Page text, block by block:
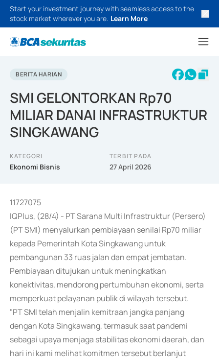
Start your investment journey with seamless access to the
stock market wherever you are. Learn More
BERITA HARIAN
SMI GELONTORKAN Rp70
MILIAR DANAI INFRASTRUKTUR
SINGKAWANG
KATEGORI
Ekonomi Bisnis
TERBIT PADA
27 April 2026
11727075
IQPlus, (28/4) - PT Sarana Multi Infrastruktur (Persero)
(PT SMI) menyalurkan pembiayaan senilai Rp70 miliar
kepada Pemerintah Kota Singkawang untuk
pembangunan 33 ruas jalan dan empat jembatan.
Pembiayaan ditujukan untuk meningkatkan
konektivitas, mendorong pertumbuhan ekonomi, serta
memperkuat pelayanan publik di wilayah tersebut.
"PT SMI telah menjalin kemitraan jangka panjang
dengan Kota Singkawang, termasuk saat pandemi
sebagai upaya menjaga stabilitas ekonomi daerah, dan
hari ini kami melihat komitmen tersebut berlanjut